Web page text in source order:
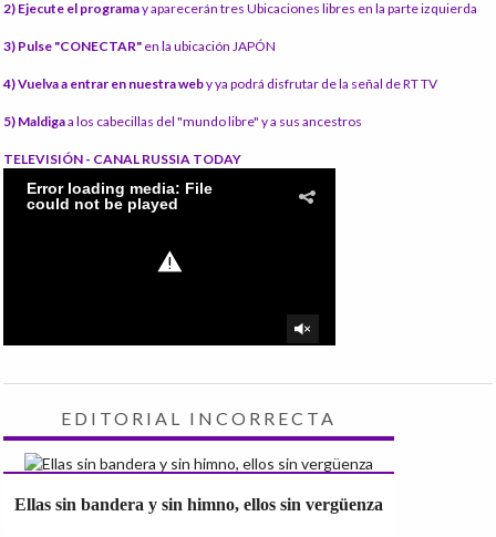
2) Ejecute el programay aparecerán tres Ubicaciones libres en la parte izquierda
3) Pulse "CONECTAR" en la ubicación JAPÓN
4) Vuelva a entrar en nuestra weby ya podrá disfrutar de la señal de RT TV
5) Maldigaa los cabecillas del "mundo libre" y a sus ancestros
TELEVISIÓN - CANAL RUSSIA TODAY
EDITORIAL INCORRECTA
Ellas sin bandera y sin himno, ellos sin vergüenza